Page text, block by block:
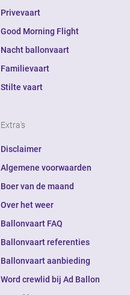
Privevaart
Good Morning Flight
Nacht ballonvaart
Familievaart
Stilte vaart
Extra's
Disclaimer
Algemene voorwaarden
Boer van de maand
Over het weer
Ballonvaart FAQ
Ballonvaart referenties
Ballonvaart aanbieding
Word crewlid bij Ad Ballon